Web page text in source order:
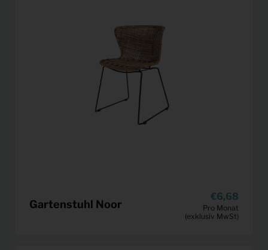
Gartenstuhl Noor
6,68
Pro Monat
(exklusiv MwSt)